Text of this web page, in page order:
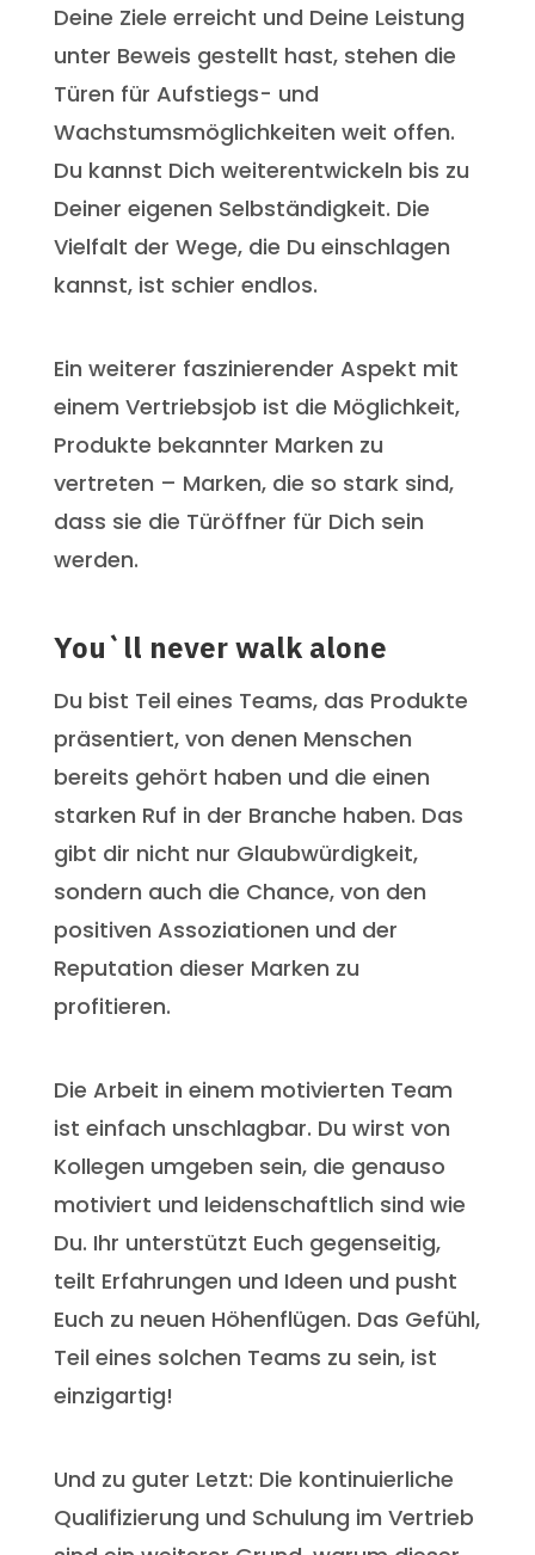
Deine Ziele erreicht und Deine Leistung
unter Beweis gestellt hast, stehen die
Türen für Aufstiegs- und
Wachstumsmöglichkeiten weit offen.
Du kannst Dich weiterentwickeln bis zu
Deiner eigenen Selbständigkeit. Die
Vielfalt der Wege, die Du einschlagen
kannst, ist schier endlos.
Ein weiterer faszinierender Aspekt mit
einem Vertriebsjob ist die Möglichkeit,
Produkte bekannter Marken zu
vertreten – Marken, die so stark sind,
dass sie die Türöffner für Dich sein
werden.
You`ll never walk alone
Du bist Teil eines Teams, das Produkte
präsentiert, von denen Menschen
bereits gehört haben und die einen
starken Ruf in der Branche haben. Das
gibt dir nicht nur Glaubwürdigkeit,
sondern auch die Chance, von den
positiven Assoziationen und der
Reputation dieser Marken zu
profitieren.
Die Arbeit in einem motivierten Team
ist einfach unschlagbar. Du wirst von
Kollegen umgeben sein, die genauso
motiviert und leidenschaftlich sind wie
Du. Ihr unterstützt Euch gegenseitig,
teilt Erfahrungen und Ideen und pusht
Euch zu neuen Höhenflügen. Das Gefühl,
Teil eines solchen Teams zu sein, ist
einzigartig!
Und zu guter Letzt: Die kontinuierliche
Qualifizierung und Schulung im Vertrieb